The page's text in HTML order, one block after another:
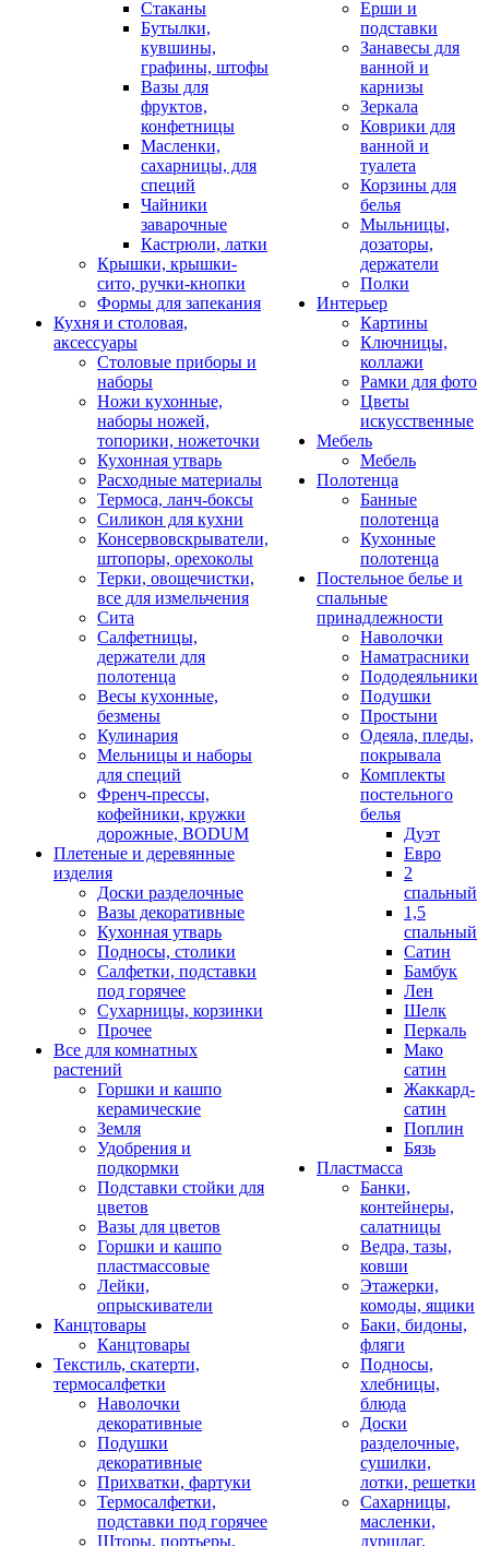
Стаканы
Бутылки,
кувшины,
графины, штофы
Вазы для
фруктов,
конфетницы
Масленки,
сахарницы, для
специй
Чайники
заварочные
Кастрюли, латки
Крышки, крышки-
сито, ручки-кнопки
Формы для запекания
Кухня и столовая,
аксессуары
Столовые приборы и
наборы
Ножи кухонные,
наборы ножей,
топорики, ножеточки
Кухонная утварь
Расходные материалы
Термоса, ланч-боксы
Силикон для кухни
Консервовскрыватели,
штопоры, орехоколы
Терки, овощечистки,
все для измельчения
Сита
Салфетницы,
держатели для
полотенца
Весы кухонные,
безмены
Кулинария
Мельницы и наборы
для специй
Френч-прессы,
кофейники, кружки
дорожные, BODUM
Плетеные и деревянные
изделия
Доски разделочные
Вазы декоративные
Кухонная утварь
Подносы, столики
Салфетки, подставки
под горячее
Сухарницы, корзинки
Прочее
Все для комнатных
растений
Горшки и кашпо
керамические
Земля
Удобрения и
подкормки
Подставки стойки для
цветов
Вазы для цветов
Горшки и кашпо
пластмассовые
Лейки,
опрыскиватели
Канцтовары
Канцтовары
Текстиль, скатерти,
термосалфетки
Наволочки
декоративные
Подушки
декоративные
Прихватки, фартуки
Термосалфетки,
подставки под горячее
Шторы, портьеры,
Ерши и
подставки
Занавесы для
ванной и
карнизы
Зеркала
Коврики для
ванной и
туалета
Корзины для
белья
Мыльницы,
дозаторы,
держатели
Полки
Интерьер
Картины
Ключницы,
коллажи
Рамки для фото
Цветы
искусственные
Мебель
Мебель
Полотенца
Банные
полотенца
Кухонные
полотенца
Постельное белье и
спальные
принадлежности
Наволочки
Наматрасники
Пододеяльники
Подушки
Простыни
Одеяла, пледы,
покрывала
Комплекты
постельного
белья
Дуэт
Евро
2
спальный
1,5
спальный
Сатин
Бамбук
Лен
Шелк
Перкаль
Мако
сатин
Жаккард-
сатин
Поплин
Бязь
Пластмасса
Банки,
контейнеры,
салатницы
Ведра, тазы,
ковши
Этажерки,
комоды, ящики
Баки, бидоны,
фляги
Подносы,
хлебницы,
блюда
Доски
разделочные,
сушилки,
лотки, решетки
Сахарницы,
масленки,
дуршлаг,